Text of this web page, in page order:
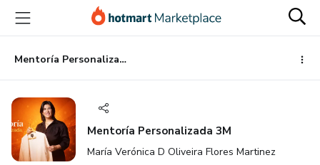
principal
página
de
página
Mentoría Personalizada 3M
Mentoría Personalizada 3M
María Verónica D Oliveira Flores Martinez